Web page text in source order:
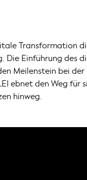
Transformation
Die Einführung des
Meilenstein bei
ebnet den Weg
hinweg.